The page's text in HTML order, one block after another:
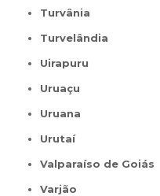
Turvânia
Turvelândia
Uirapuru
Uruaçu
Uruana
Urutaí
Valparaíso de Goiás
Varjão